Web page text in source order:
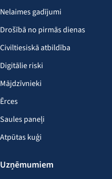
Nelaimes gadījumi
Drošībā no pirmās dienas
Civiltiesiskā atbildība
Digitālie riski
Mājdzīvnieki
Ērces
Saules paneļi
Atpūtas kuģi
Uzņēmumiem